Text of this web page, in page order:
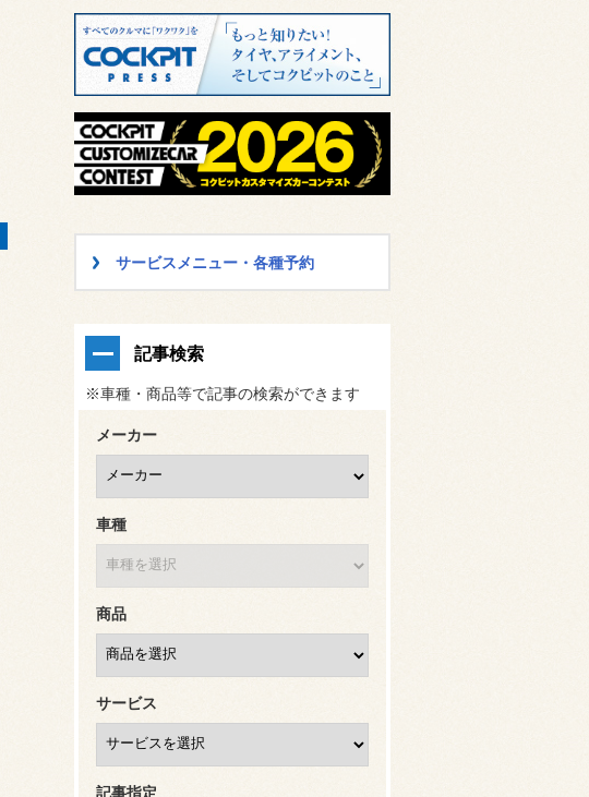
サービスメニュー・各種予約
記事検索
※車種・商品等で記事の検索ができます
メーカー
車種
商品
サービス
記事指定